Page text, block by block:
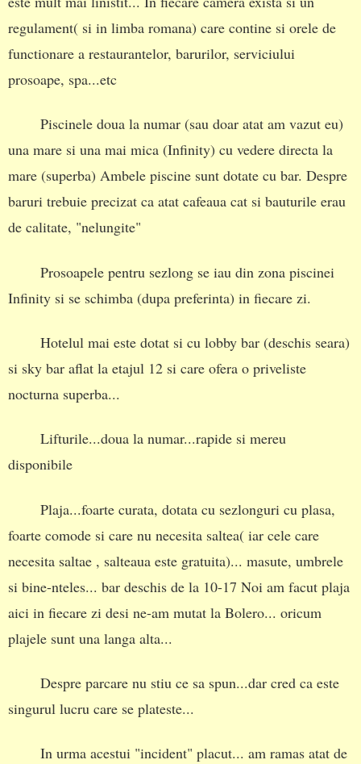
regulament( si in limba romana) care contine si orele de
functionare a restaurantelor, barurilor, serviciului
prosoape, spa...etc
Piscinele doua la numar (sau doar atat am vazut eu)
una mare si una mai mica (Infinity) cu vedere directa la
mare (superba) Ambele piscine sunt dotate cu bar. Despre
baruri trebuie precizat ca atat cafeaua cat si bauturile erau
de calitate, "nelungite"
Prosoapele pentru sezlong se iau din zona piscinei
Infinity si se schimba (dupa preferinta) in fiecare zi.
Hotelul mai este dotat si cu lobby bar (deschis seara)
si sky bar aflat la etajul 12 si care ofera o priveliste
nocturna superba...
Lifturile...doua la numar...rapide si mereu
disponibile
Plaja...foarte curata, dotata cu sezlonguri cu plasa,
foarte comode si care nu necesita saltea( iar cele care
necesita saltae , salteaua este gratuita)... masute, umbrele
si bine-nteles... bar deschis de la 10-17 Noi am facut plaja
aici in fiecare zi desi ne-am mutat la Bolero... oricum
plajele sunt una langa alta...
Despre parcare nu stiu ce sa spun...dar cred ca este
singurul lucru care se plateste...
In urma acestui "incident" placut... am ramas atat de